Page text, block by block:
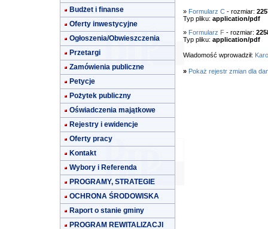
Budżet i finanse
Oferty inwestycyjne
Ogłoszenia/Obwieszczenia
Przetargi
Zamówienia publiczne
Petycje
Pożytek publiczny
Oświadczenia majątkowe
Rejestry i ewidencje
Oferty pracy
Kontakt
Wybory i Referenda
PROGRAMY, STRATEGIE
OCHRONA ŚRODOWISKA
Raport o stanie gminy
PROGRAM REWITALIZACJI
» Formularz C- rozmiar:
Typ pliku: application/pdf
» Formularz F- rozmiar:
Typ pliku: application/pdf
Wiadomość wprowadził:
» Pokaż rejestr zmian dla